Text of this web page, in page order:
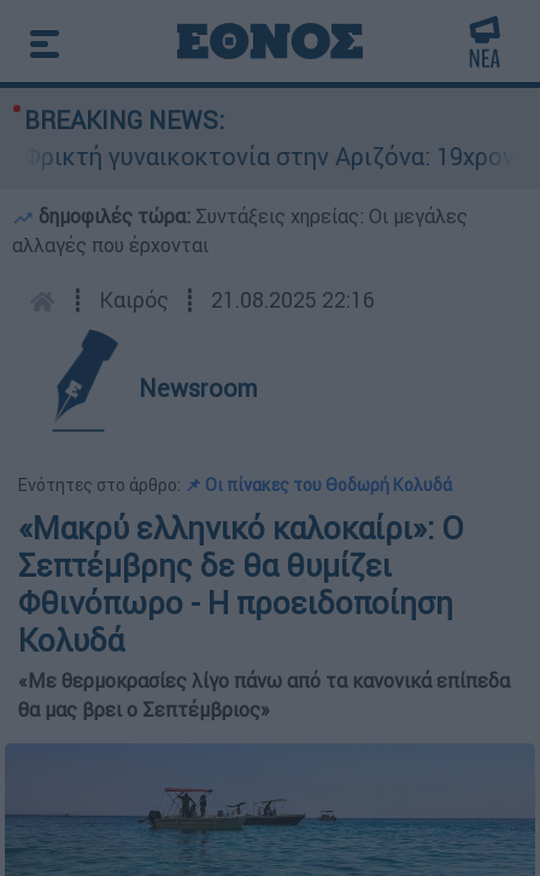
BREAKING NEWS:
γυναικοκτονία στην Αριζόνα: 19χρονη
δημοφιλές τώρα: Συντάξεις χηρείας: Οι μεγάλες
αλλαγές που έρχονται
┋ Καιρός ┋ 21.08.2025 22:16
Newsroom
Ενότητες στο άρθρο: 📌 Οι πίνακες του Θοδωρή Κολυδά
«Μακρύ ελληνικό καλοκαίρι»: Ο
Σεπτέμβρης δε θα θυμίζει
Φθινόπωρο - Η προειδοποίηση
Κολυδά
«Με θερμοκρασίες λίγο πάνω από τα κανονικά επίπεδα
θα μας βρει ο Σεπτέμβριος»